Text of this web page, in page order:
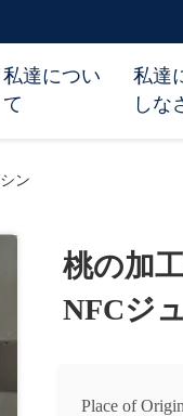
私達につい
て
私達
しな
ン
桃の加
NFCジ
Place of Origin